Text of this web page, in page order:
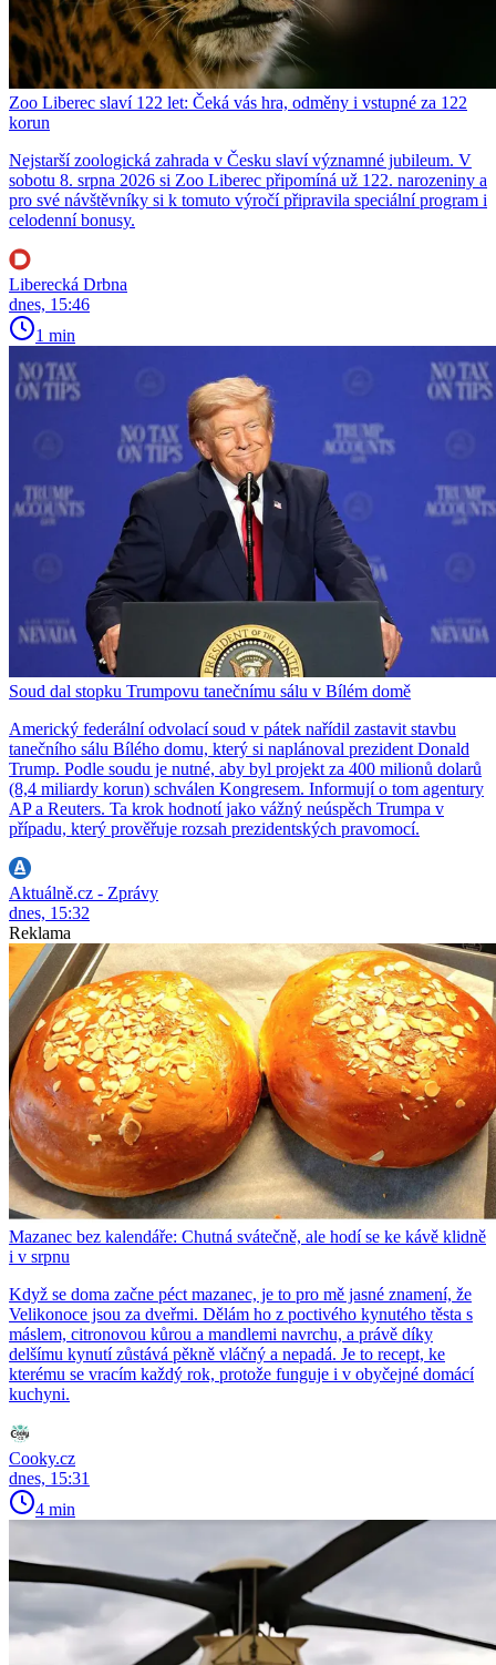
Zoo Liberec slaví 122 let: Čeká vás hra, odměny i vstupné za 122
korun
Nejstarší zoologická zahrada v Česku slaví významné jubileum. V
sobotu 8. srpna 2026 si Zoo Liberec připomíná už 122. narozeniny a
pro své návštěvníky si k tomuto výročí připravila speciální program i
celodenní bonusy.
Liberecká Drbna
dnes, 15:46
1 min
Soud dal stopku Trumpovu tanečnímu sálu v Bílém domě
Americký federální odvolací soud v pátek nařídil zastavit stavbu
tanečního sálu Bílého domu, který si naplánoval prezident Donald
Trump. Podle soudu je nutné, aby byl projekt za 400 milionů dolarů
(8,4 miliardy korun) schválen Kongresem. Informují o tom agentury
AP a Reuters. Ta krok hodnotí jako vážný neúspěch Trumpa v
případu, který prověřuje rozsah prezidentských pravomocí.
Aktuálně.cz - Zprávy
dnes, 15:32
Reklama
Mazanec bez kalendáře: Chutná svátečně, ale hodí se ke kávě klidně
i v srpnu
Když se doma začne péct mazanec, je to pro mě jasné znamení, že
Velikonoce jsou za dveřmi. Dělám ho z poctivého kynutého těsta s
máslem, citronovou kůrou a mandlemi navrchu, a právě díky
delšímu kynutí zůstává pěkně vláčný a nepadá. Je to recept, ke
kterému se vracím každý rok, protože funguje i v obyčejné domácí
kuchyni.
Cooky.cz
dnes, 15:31
4 min